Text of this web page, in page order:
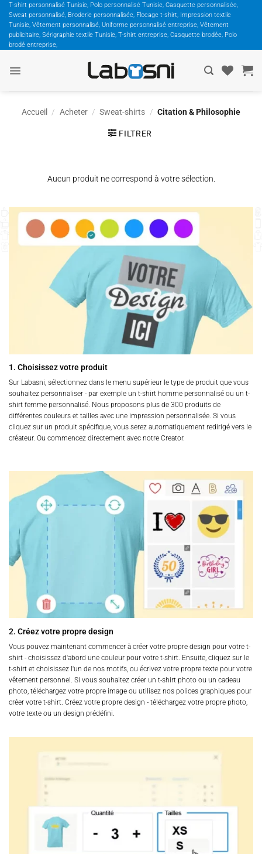
Passer
contenu
T-shirt personnalisé Tunisie, Polo personnalisé Tunisie, Casquette personnalisée,
Sweat personnalisé, Broderie personnalisée, Flocage t-shirt, Impression textile
Tunisie, Vêtement personnalisé, Uniforme personnalisé entreprise, Vêtement
publicitaire, Sérigraphie textile Tunisie, T-shirt entreprise, Casquette brodée, Polo
brodé entreprise,
Accueil / Acheter / Sweat-shirts / Citation & Philosophie
FILTRER
Aucun produit ne correspond à votre sélection.
1. Choisissez votre produit
Sur Labasni, sélectionnez dans le menu supérieur le type de produit que vous
souhaitez personnaliser - par exemple un t-shirt homme personnalisé ou un t-
shirt femme personnalisé. Nous proposons plus de 300 produits de
différentes couleurs et tailles avec une impression personnalisée. Si vous
cliquez sur un produit spécifique, vous serez automatiquement redirigé vers le
créateur. Ou commencez directement avec notre Creator.
2. Créez votre propre design
Vous pouvez maintenant commencer à créer votre propre design pour votre t-
shirt - choisissez d'abord une couleur pour votre t-shirt. Ensuite, cliquez sur le
t-shirt et choisissez l'un de nos motifs, ou écrivez votre propre texte pour votre
vêtement personnel. Si vous souhaitez créer un t-shirt photo ou un cadeau
photo, téléchargez votre propre image ou utilisez nos polices graphiques pour
créer votre t-shirt. Créez votre propre design - téléchargez votre propre photo,
votre texte ou un design prédéfini.